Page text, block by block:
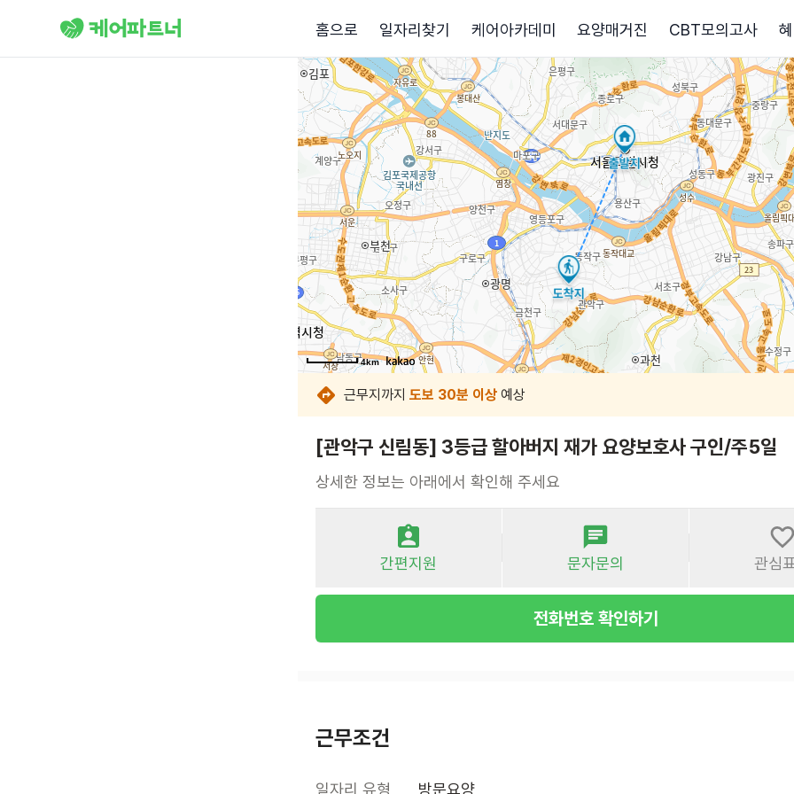
홈으로 일자리찾기 케어아카데미 요양매거진 CBT모의고사
4km
4km
4km
4km
4km
4km
근무지까지 도보 30분 이상 예상
[관악구 신림동] 3등급 할아버지 재가 요양보호사 구인/주5일
상세한 정보는 아래에서 확인해 주세요
간편지원 문자문의 관심
전화번호 확인하기
근무조건
일자리 유형 방문요양